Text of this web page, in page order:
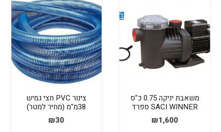
משאבת יניקה 0.75 כ"ס
SACI WINNER ספרד
₪1,600
צינור PVC חצי גמיש
38מ"מ (מחיר למטר)
₪30